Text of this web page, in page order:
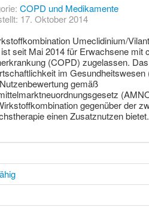
COPD und Medikamente
17. Oktober 2014
Umeclidinium/
seit Mai 2014 für Erwachsene mit
(COPD) zugelassen.
im
gemäß
gegenüber der
einen Zusatznutzen bietet.